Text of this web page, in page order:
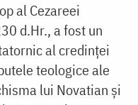
al Cezareei
d.Hr., a fost un
al credinței
teologice ale
lui Novatian și